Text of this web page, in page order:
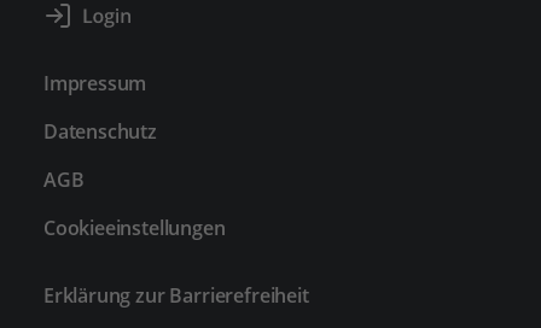
Impressum
Datenschutz
AGB
Cookieeinstellungen
Erklärung zur Barrierefreiheit